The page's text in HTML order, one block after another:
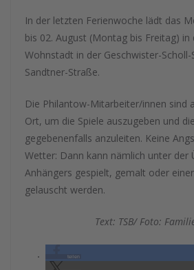
In der letzten Ferienwoche lädt das
bis 02. August (Montag bis Freitag) in
Wohnstadt in der Geschwister-
Sandtner-Straße.
Die Philantow-Mitarbeiter/innen sind
Ort, um die Spiele auszugeben und
gegebenenfalls anzuleiten. Keine
Wetter: Dann kann nämlich unter der
Anhängers gespielt, gemalt oder
gelauscht werden.
Text: TSB/ Foto:
teilen